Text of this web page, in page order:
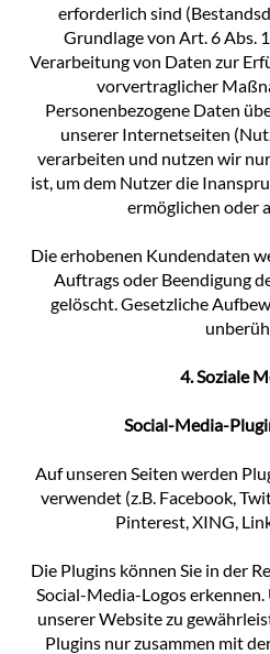
erforderlich sind
Grundlage von Art. 6 Abs.
Verarbeitung von Daten zur
vorvertraglicher
Personenbezogene Daten
unserer Internetseiten
verarbeiten und nutzen wir
ist, um dem Nutzer die
ermöglichen oder
Die erhobenen Kundendaten
Auftrags oder Beendigung
gelöscht. Gesetzliche
4. Soziale
Social-Media-
Auf unseren Seiten werden
verwendet (z.B. Facebook,
Pinterest, XING,
Die Plugins können Sie in der
Social-Media-Logos
unserer Website zu
Plugins nur zusammen mit